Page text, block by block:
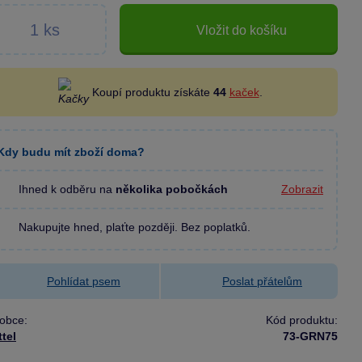
Vložit do košíku
Koupí produktu získáte 44 kaček.
budu mít zboží doma?
Ihned k odběru na několika pobočkách Zobrazit
Nakupujte hned, plaťte později. Bez poplatků.
Pohlídat psem Poslat přátelům
Kód produktu:
73-GRN75